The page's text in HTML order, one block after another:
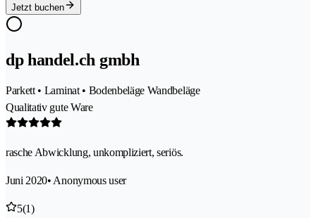
Jetzt buchen
dp handel.ch gmbh
Parkett • Laminat • Bodenbeläge Wandbeläge
Qualitativ gute Ware
rasche Abwicklung, unkompliziert, seriös.
Juni 2020• Anonymous user
5(1)